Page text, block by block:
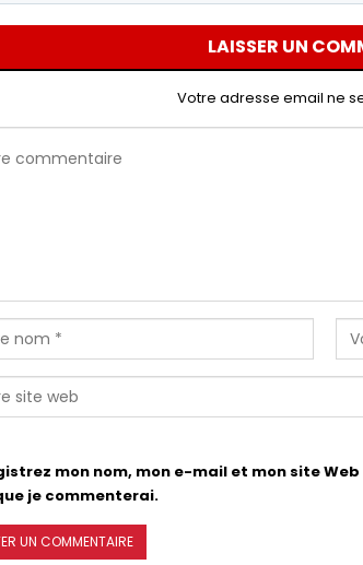
LAISSER UN
Votre adresse email ne
mon nom, mon e-mail et mon site
je commenterai.